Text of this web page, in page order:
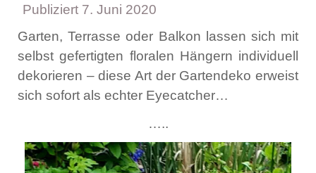
Publiziert 7. Juni 2020
Garten, Terrasse oder Balkon lassen sich mit
selbst gefertigten floralen Hängern individuell
dekorieren – diese Art der Gartendeko erweist
sich sofort als echter Eyecatcher…
…..